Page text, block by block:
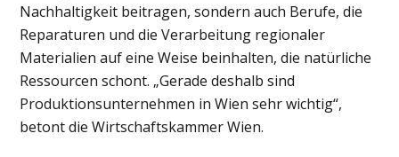
Nachhaltigkeit beitragen, sondern auch Berufe, die
Reparaturen und die Verarbeitung regionaler
Materialien auf eine Weise beinhalten, die natürliche
Ressourcen schont. „Gerade deshalb sind
Produktionsunternehmen in Wien sehr wichtig“,
betont die Wirtschaftskammer Wien.